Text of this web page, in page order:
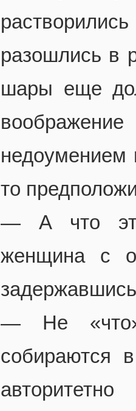
разошлись в
шары еще
недоумением
то
— А что
женщина с
— Не
собираются